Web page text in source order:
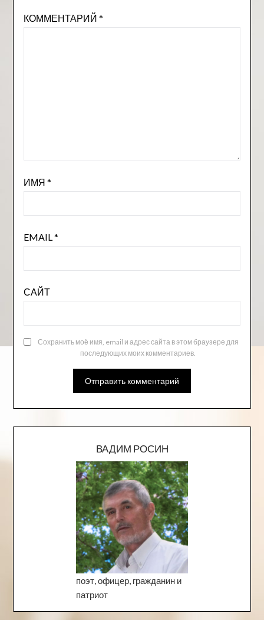
КОММЕНТАРИЙ *
ИМЯ *
EMAIL *
САЙТ
Сохранить моё имя, email и адрес сайта в этом браузере для
последующих моих комментариев.
ВАДИМ РОСИН
поэт, офицер, гражданин и
патриот